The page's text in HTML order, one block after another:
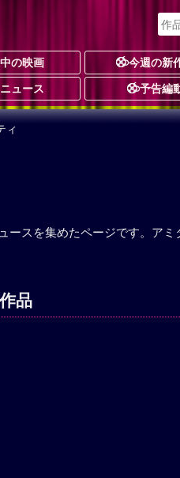
の映画 今週の新
ュース 予告編
ィ
ースを集めたページです。アミ
品